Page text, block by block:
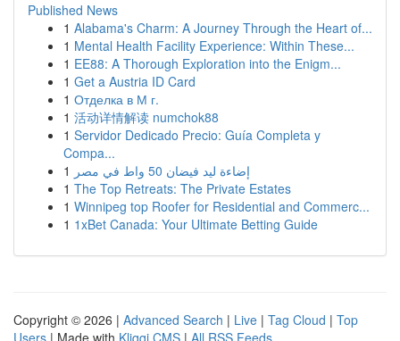
Published News
1 Alabama's Charm: A Journey Through the Heart of...
1 Mental Health Facility Experience: Within These...
1 EE88: A Thorough Exploration into the Enigm...
1 Get a Austria ID Card
1 Отделка в М г.
1 活动详情解读 numchok88
1 Servidor Dedicado Precio: Guía Completa y
Compa...
1
إضاءة ليد فيضان 50 واط في مصر
1 The Top Retreats: The Private Estates
1 Winnipeg top Roofer for Residential and Commerc...
1 1xBet Canada: Your Ultimate Betting Guide
Copyright © 2026 | Advanced Search | Live | Tag Cloud | Top
Users | Made with Kliqqi CMS | All RSS Feeds